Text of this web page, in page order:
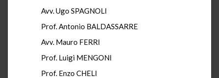
Avv. Ugo SPAGNOLI
Prof. Antonio BALDASSARRE
Avv. Mauro FERRI
Prof. Luigi MENGONI
Prof. Enzo CHELI